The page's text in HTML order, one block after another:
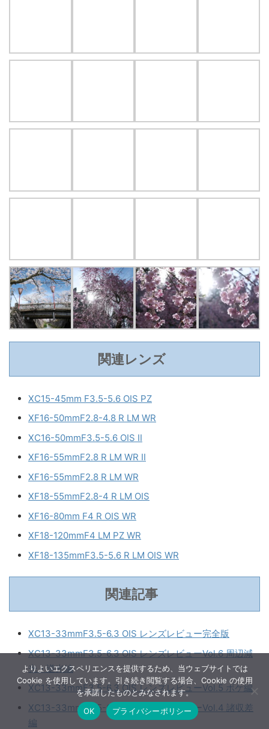
関連レンズ
XC15-45mm F3.5-5.6 OIS PZ
XF16-50mmF2.8-4.8 R LM WR
XC16-50mmF3.5-5.6 OIS II
XF16-55mmF2.8 R LM WR II
XF16-55mmF2.8 R LM WR
XF18-55mmF2.8-4 R LM OIS
XF16-80mm F4 R OIS WR
XF18-120mmF4 LM PZ WR
XF18-135mmF3.5-5.6 R LM OIS WR
関連記事
XC13-33mmF3.5-6.3 OIS レンズレビュー完全版
XC13-33mmF3.5-6.3 OIS レンズレビューVol.6 周辺減
光・逆光編
XC13-33mmF3.5-6.3 OIS レンズレビューVol.5 ボケ編
XC13-33mmF3.5-6.3 OIS レンズレビューVol.4 諸収差
編
よりよいエクスペリエンスを提供するため、当ウェブサイトでは
Cookie を使用しています。引き続き閲覧する場合、Cookie の使用
を承諾したものとみなされます。
OK
プライバシーポリシー